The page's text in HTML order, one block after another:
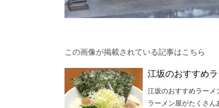
この画像が掲載されている記事はこちら
江坂のおすすめ
江坂のおすすめラーメ
ラーメン屋がたくさ